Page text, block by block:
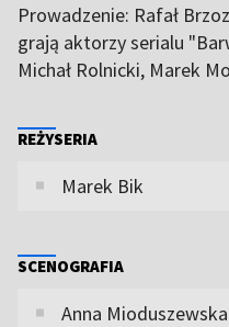
Prowadzenie: Rafał
grają aktorzy serialu
Michał Rolnicki, Marek
REŻYSERIA
Marek Bik
SCENOGRAFIA
Anna Mioduszewska